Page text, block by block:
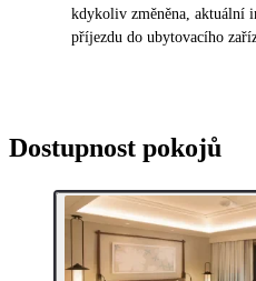
kdykoliv změněna, aktuální
příjezdu do ubytovacího
Dostupnost pokojů